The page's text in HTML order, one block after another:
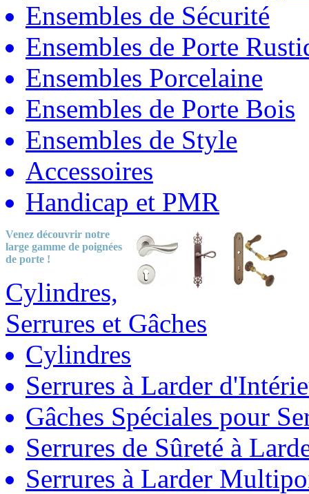
Ensembles de Sécurité
Ensembles de Porte
Ensembles Porcelaine
Ensembles de Porte Bois
Ensembles de Style
Accessoires
Handicap et PMR
Venez découvrir notre
large gamme de poignées
de porte !
Cylindres,
Serrures et Gâches
Cylindres
Serrures à Larder
Gâches Spéciales pour
Serrures de Sûreté à
Serrures à Larder